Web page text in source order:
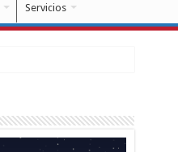
Servicios